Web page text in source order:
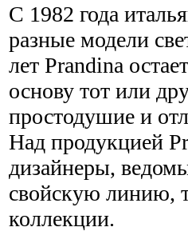
С 1982 года
разные модели
лет Prandina
основу тот или
простодушие и
Над продукцией
дизайнеры,
свойскую линию,
коллекции.